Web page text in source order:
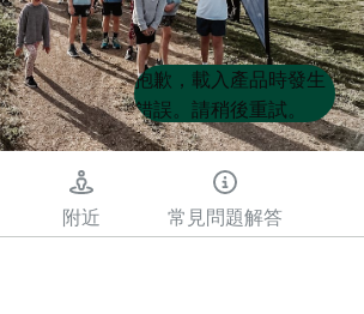
Product
List
Product
List
抱歉，載入產品時發生
錯誤。請稍後重試。
附近 常見問題解答